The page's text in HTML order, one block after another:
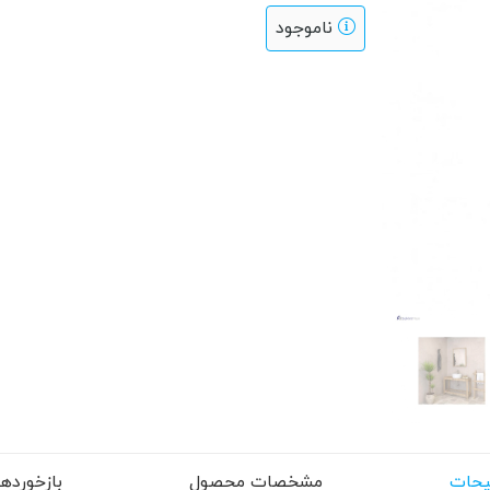
ناموجود
مشخصات محصول